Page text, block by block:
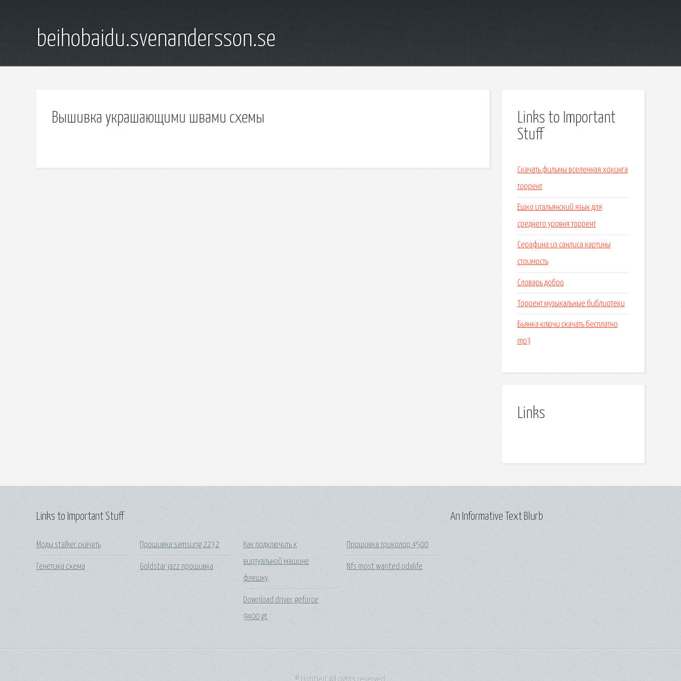
beihobaidu.svenandersson.se
Вышивка украшающими швами схемы
Links to Important
Stuff
Скачать фильмы вселенная хокинга
торрент
Ешко итальянский язык для
среднего уровня торрент
Серафина из санлиса картины
стоимость
Словарь добро
Торрент музыкальные библиотеки
Бьянка ключи скачать бесплатно
mp3
Links
Links to Important Stuff
Моды stalker скачать
Генетика схема
Прошивка samsung 2232
Goldstar jazz прошивка
Как подключить к
виртуальной машине
флешку
Download driver geforce
9400 gt
Прошивка триколор 4500
Nfs most wanted pdalife
An Informative Text Blurb